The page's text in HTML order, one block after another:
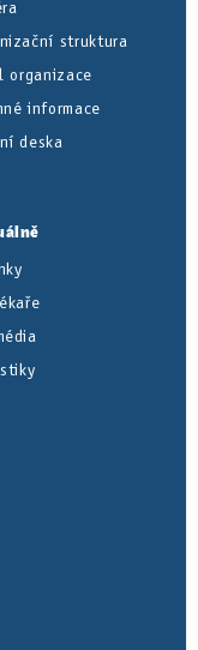
struktura
organizace
informace
deska